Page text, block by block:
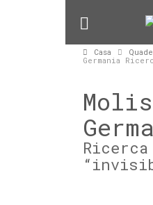
Casa
Germania